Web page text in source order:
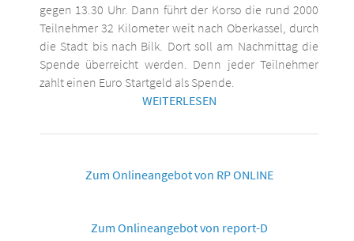
gegen 13.30 Uhr. Dann führt der Korso die rund 2000
Teilnehmer 32 Kilometer weit nach Oberkassel, durch
die Stadt bis nach Bilk. Dort soll am Nachmittag die
Spende überreicht werden. Denn jeder Teilnehmer
zahlt einen Euro Startgeld als Spende.
WEITERLESEN
Zum Onlineangebot von RP ONLINE
Zum Onlineangebot von report-D